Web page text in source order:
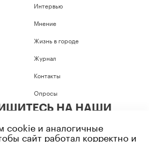
Интервью
Мнение
Жизнь в городе
Журнал
Контакты
Опросы
НА НАШИ
cookie и аналогичные
сайт работал корректно и